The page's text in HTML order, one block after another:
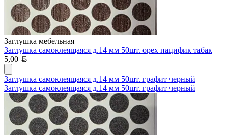
Заглушка мебельная
Заглушка самоклеящаяся д.14 мм 50шт. орех пацифик табак
5,00
Заглушка самоклеящаяся д.14 мм 50шт. графит черный
Заглушка самоклеящаяся д.14 мм 50шт. графит черный